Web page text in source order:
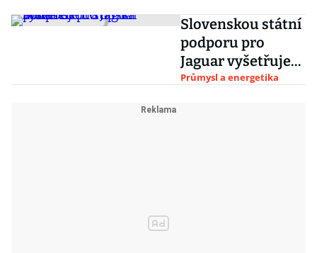
Slovenskou státní
podporu pro
Jaguar vyšetřuje
Evropská komise
Průmysl a energetika